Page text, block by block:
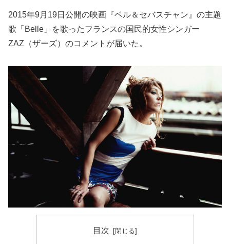
2015年9月19日公開の映画『ベル＆セバスチャン』の主題
歌「Belle」を歌ったフランスの国民的女性シンガー
ZAZ（ザーズ）のコメントが届いた。
目次